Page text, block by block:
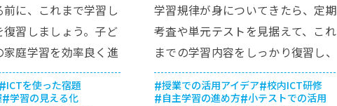
に、これまで学習し
習しましょう。子ど
庭学習を効率良く進
方法や指導のポイン
す。
ICTを使った宿題
学習の見える化
学習規律が身についてきたら、定期
考査や単元テストを見据えて、これ
までの学習内容をしっかり復習し、
基礎を固めましょう。先生の負担を
抑えながら、理解度に応じた学習を
授業での活用アイデア 校内ICT研修
自主学習の進め方 小テストでの活用